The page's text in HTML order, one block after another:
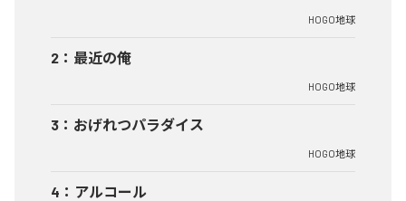
HOGO地球
2 ： 最近の俺
HOGO地球
3 ： おげれつパラダイス
HOGO地球
4 ： アルコール